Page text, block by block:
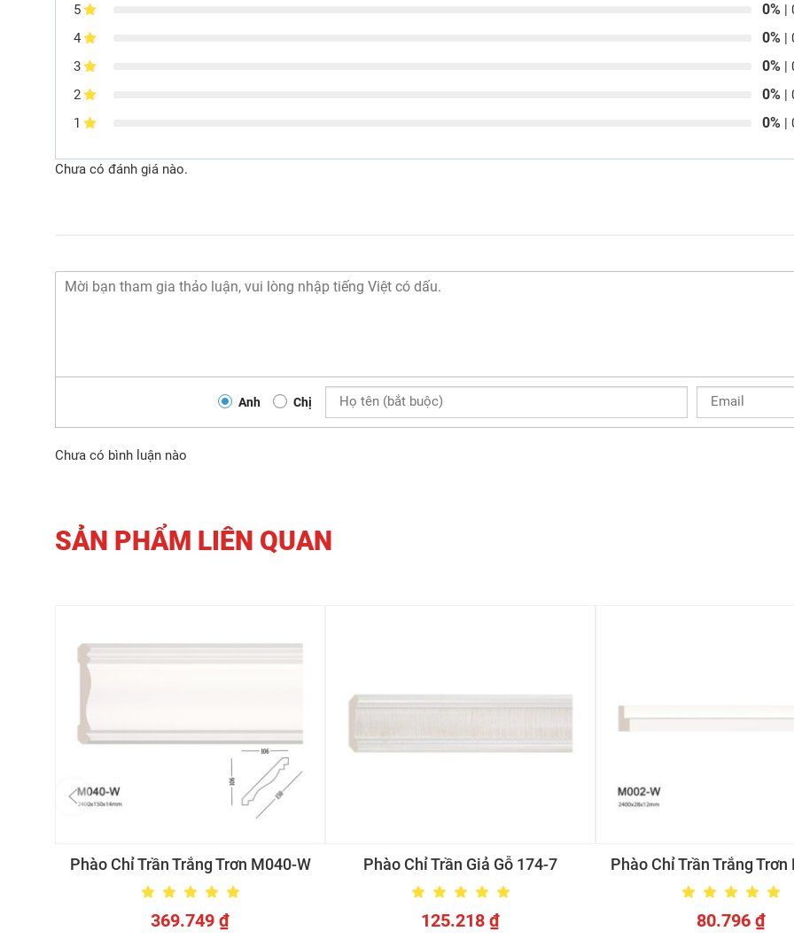
5 0% |
4
0% |
3
0% |
2
0% |
1
0% |
Chưa có đánh giá nào.
Anh Chị
Chưa có bình luận nào
SẢN PHẨM LIÊN QUAN
Phào Chỉ Trần Trắng Trơn M040-W
369.749 ₫
Phào Chỉ Trần Giả Gỗ 174-7
125.218 ₫
Phào Chỉ Trần Trắng Trơn
80.796 ₫